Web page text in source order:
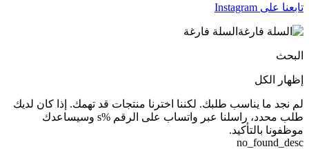
تابعنا على Instagram
السلة فارغة
البحث
إظهار الكل
لم نجد ما يناسب طلبك. لكننا اخترنا منتجات قد تهمك. إذا كان لديك
طلب محدد، راسلنا عبر واتساب على الرقم %s وسيساعدك
موظفونا بالتأكيد.
no_found_desc